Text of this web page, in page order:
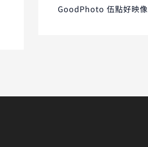
GoodPhoto 伍點好映像